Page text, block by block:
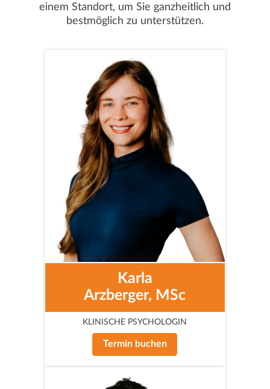
einem Standort, um Sie ganzheitlich und
bestmöglich zu unterstützen.
Karla
Arzberger, MSc
KLINISCHE PSYCHOLOGIN
Termin buchen